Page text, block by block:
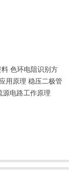
色环电阻识别方
用原理 稳压二极管
源电路工作原理